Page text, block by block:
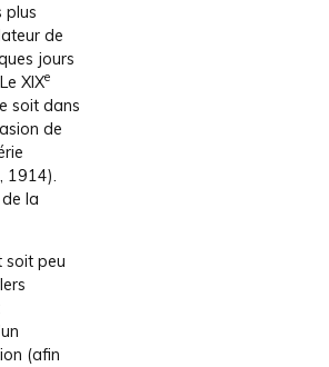
plus
de
jours
XIXe
soit dans
de
1914).
la
soit peu
(afin